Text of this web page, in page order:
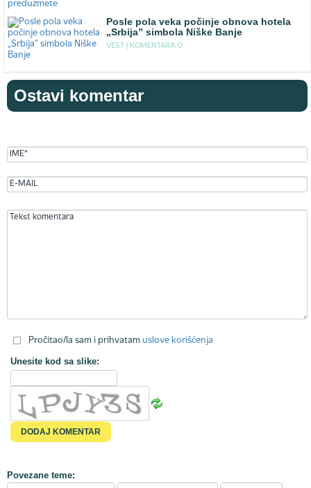
Posle pola veka počinje obnova hotela
„Srbija” simbola Niške Banje
VEST | KOMENTARA: 0
Ostavi komentar
Pročitao/la sam i prihvatam uslove korišćenja
Unesite kod sa slike:
Povezane teme: